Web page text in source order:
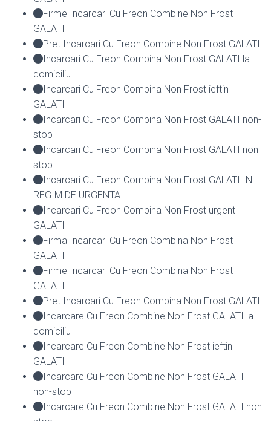
Firme Incarcari Cu Freon Combine Non Frost
GALATI
Pret Incarcari Cu Freon Combine Non Frost GALATI
Incarcari Cu Freon Combina Non Frost GALATI la
domiciliu
Incarcari Cu Freon Combina Non Frost ieftin
GALATI
Incarcari Cu Freon Combina Non Frost GALATI non-
stop
Incarcari Cu Freon Combina Non Frost GALATI non
stop
Incarcari Cu Freon Combina Non Frost GALATI IN
REGIM DE URGENTA
Incarcari Cu Freon Combina Non Frost urgent
GALATI
Firma Incarcari Cu Freon Combina Non Frost
GALATI
Firme Incarcari Cu Freon Combina Non Frost
GALATI
Pret Incarcari Cu Freon Combina Non Frost GALATI
Incarcare Cu Freon Combine Non Frost GALATI la
domiciliu
Incarcare Cu Freon Combine Non Frost ieftin
GALATI
Incarcare Cu Freon Combine Non Frost GALATI
non-stop
Incarcare Cu Freon Combine Non Frost GALATI non